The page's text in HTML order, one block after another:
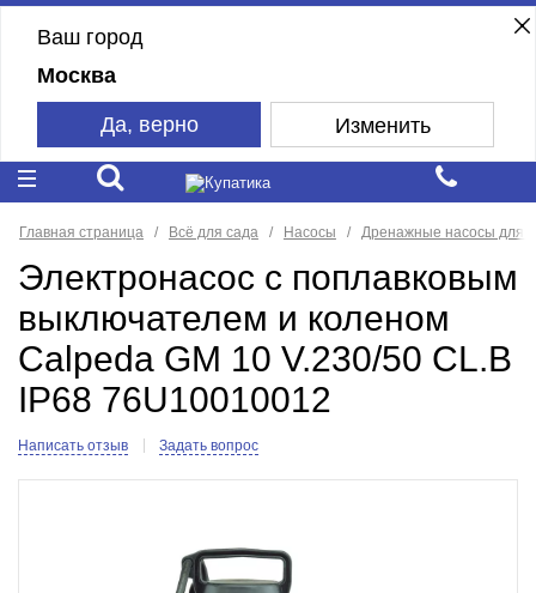
Ваш город
Москва
Да, верно Изменить
Главная страница Всё для сада Насосы Дренажные насосы для
Электронасос с поплавковым
выключателем и коленом
Calpeda GM 10 V.230/50 CL.B
IP68 76U10010012
Написать отзыв Задать вопрос